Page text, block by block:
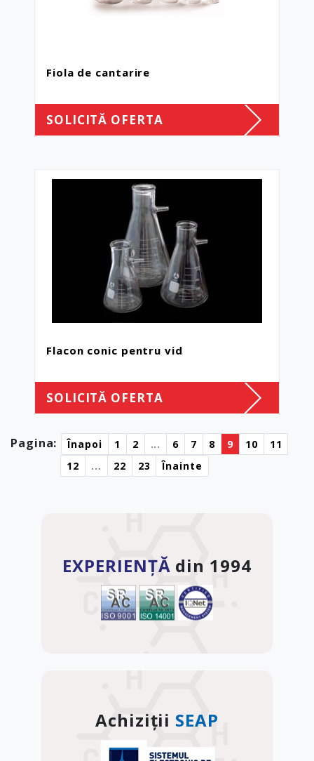
Fiola de cantarire
SOLICITĂ OFERTA
Flacon conic pentru vid
SOLICITĂ OFERTA
Pagina: Înapoi 1 2 ... 6 7 8 9 10
11
12
... 22 23 Înainte
EXPERIENȚĂ din 1994
Achiziții SEAP